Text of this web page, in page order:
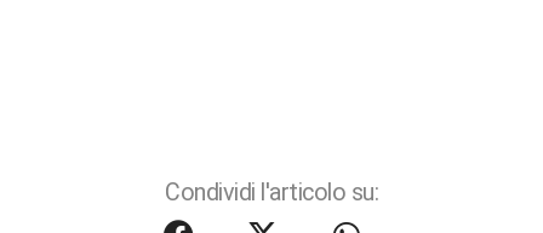
Condividi l'articolo su: